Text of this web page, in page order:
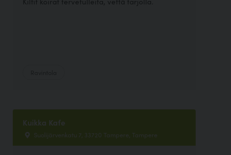
Kuikka Kafe
Suolijärvenkatu 7, 33720 Tampere, Tampere